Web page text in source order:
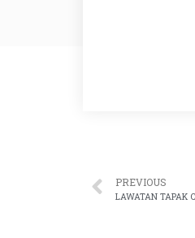
PREVIOUS